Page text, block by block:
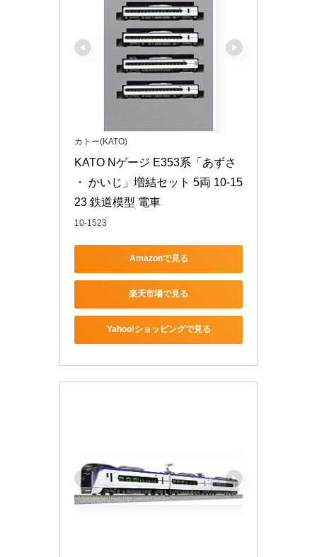
カトー(KATO)
KATO Nゲージ E353系「あずさ
・ かいじ」増結セット 5両 10-15
23 鉄道模型 電車
10-1523
Amazonで見る
楽天市場で見る
Yahoo!ショッピングで見る